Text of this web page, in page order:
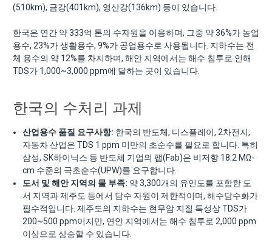
(510km), 금강(401km), 영산강(136km) 등이 있습니다.
한국은 연간 약 333억 톤의 수자원을 이용하며, 그중 약 36%가 농업
용수, 23%가 생활용수, 9%가 공업용수로 사용됩니다. 지하수는 전
체 용수의 약 12%를 차지하며, 해안 지역에서는 해수 침투로 인해
TDS가 1,000~3,000 ppm에 달하는 곳이 있습니다.
한국의 수처리 과제
산업용수 품질 요구사항: 한국의 반도체, 디스플레이, 2차전지,
자동차 산업은 TDS 1 ppm 미만의 초순수를 필요로 합니다. 특히
삼성, SK하이닉스 등 반도체 기업의 팹(Fab)은 비저항 18.2 MΩ-
cm 수준의 극초순수(UPW)를 요구합니다.
도서 및 해안 지역의 물 부족: 약 3,300개의 유인도를 포함한 도
서 지역과 제주도 등에서 담수 자원이 제한적이며, 해수담수화가
필수적입니다. 제주도의 지하수는 현무암 지질 특성상 TDS가
200~500 ppm이지만, 연안 지역에서는 해수 침투로 2,000 ppm
이상으로 상승할 수 있습니다.